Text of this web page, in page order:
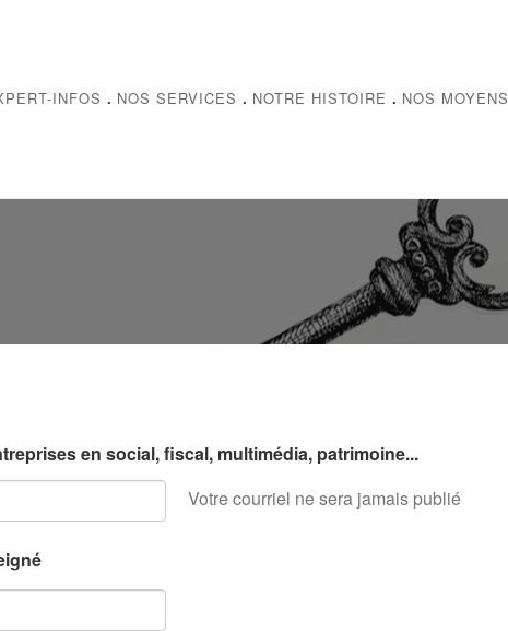
INFOS . NOS SERVICES . NOTRE HISTOIRE . NOS MOYENS
en social, fiscal, multimédia, patrimoine...
Votre courriel ne sera jamais publié